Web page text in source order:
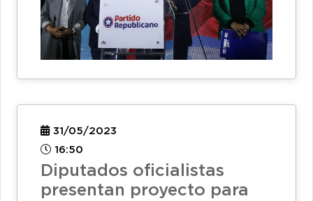
31/05/2023
16:50
Diputados oficialistas
presentan proyecto para